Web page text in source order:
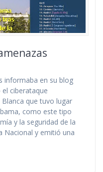
informaba en su blog
ciberataque
que tuvo lugar
como este tipo
y la seguridad de la
Nacional y emitió una